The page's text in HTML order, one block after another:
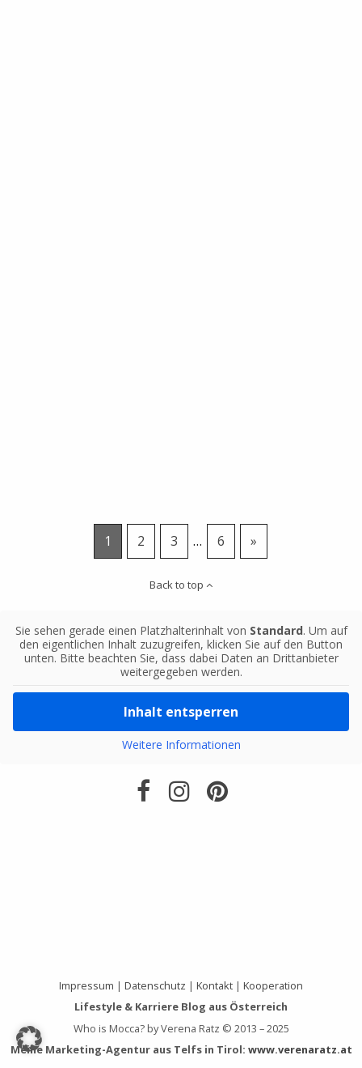
1 2 3 … 6 »
Back to top
Sie sehen gerade einen Platzhalterinhalt von Standard. Um auf
den eigentlichen Inhalt zuzugreifen, klicken Sie auf den Button
unten. Bitte beachten Sie, dass dabei Daten an Drittanbieter
weitergegeben werden.
Inhalt entsperren
Weitere Informationen
Impressum | Datenschutz | Kontakt | Kooperation
Lifestyle & Karriere Blog aus Österreich
Who is Mocca? by Verena Ratz © 2013 – 2025
Meine Marketing-Agentur aus Telfs in Tirol: www.verenaratz.at